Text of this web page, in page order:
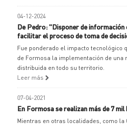
04-12-2024
De Pedro: "Disponer de
facilitar el proceso de toma de
Fue ponderado el impacto tecnológico
de Formosa la implementación de una
distribuida en todo su territorio.
Leer más
07-04-2021
En Formosa se realizan más de 7
Mientras en otras localidades, como la